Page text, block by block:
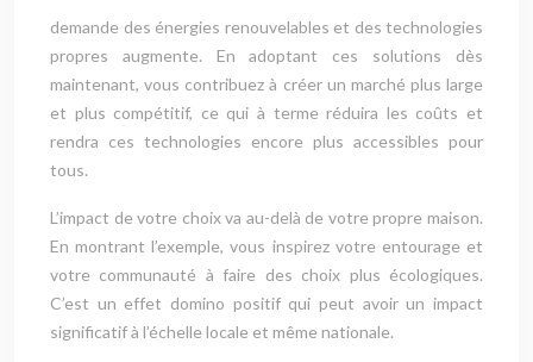
demande des énergies renouvelables et des technologies
propres augmente. En adoptant ces solutions dès
maintenant, vous contribuez à créer un marché plus large
et plus compétitif, ce qui à terme réduira les coûts et
rendra ces technologies encore plus accessibles pour
tous.
L’impact de votre choix va au-delà de votre propre maison.
En montrant l’exemple, vous inspirez votre entourage et
votre communauté à faire des choix plus écologiques.
C’est un effet domino positif qui peut avoir un impact
significatif à l’échelle locale et même nationale.